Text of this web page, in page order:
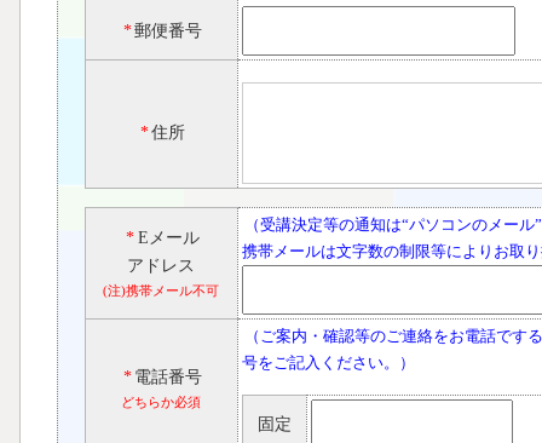
*郵便番号
*住所
* Eメール
アドレス
(注)携帯メール不可
（受講決定等の通知は“パソコンのメー
携帯メールは文字数の制限等によりお取
* 電話番号
どちらか必須
（ご案内・確認等のご連絡をお電話です
号をご記入ください。）
固定